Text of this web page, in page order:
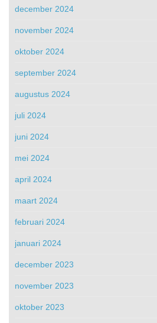
december 2024
november 2024
oktober 2024
september 2024
augustus 2024
juli 2024
juni 2024
mei 2024
april 2024
maart 2024
februari 2024
januari 2024
december 2023
november 2023
oktober 2023